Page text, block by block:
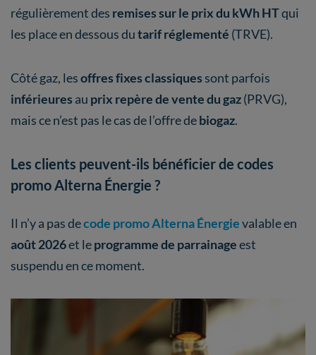
régulièrement des remises sur le prix du kWh HTqui
les place en dessous dutarif réglementé (TRVE).
Côté gaz, lesoffres fixes classiques sont parfois
inférieures au prix repère de vente du gaz(PRVG),
mais ce n’est pas le cas de l’offre debiogaz.
Les clients peuvent-ils bénéficier de codes
promo Alterna Énergie ?
Il n’y a pas decode promo Alterna Énergievalable en
août 2026et leprogramme de parrainageest
suspendu en ce moment.